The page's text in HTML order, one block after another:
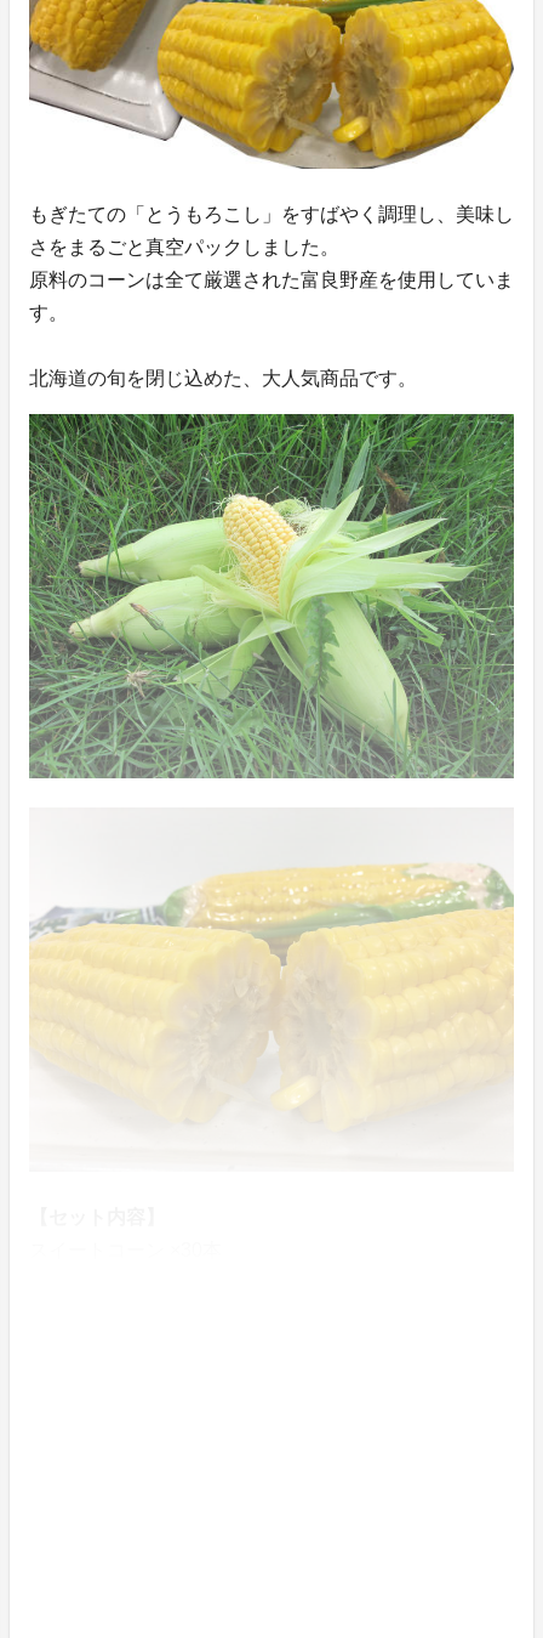
もぎたての「とうもろこし」をすばやく調理し、美味し
さをまるごと真空パックしました。
原料のコーンは全て厳選された富良野産を使用していま
す。
北海道の旬を閉じ込めた、大人気商品です。